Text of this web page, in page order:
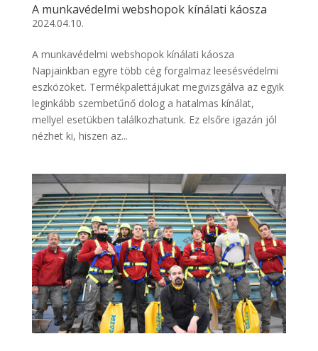
A munkavédelmi webshopok kínálati káosza
2024.04.10.
A munkavédelmi webshopok kínálati káosza
Napjainkban egyre több cég forgalmaz leesésvédelmi
eszközöket. Termékpalettájukat megvizsgálva az egyik
leginkább szembetűnő dolog a hatalmas kínálat,
mellyel esetükben találkozhatunk. Ez elsőre igazán jól
nézhet ki, hiszen az...